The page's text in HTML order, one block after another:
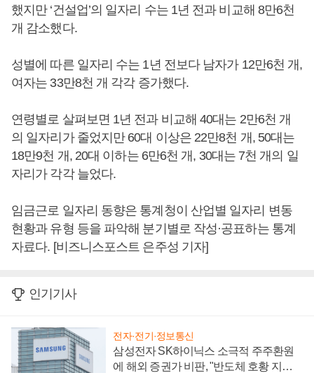
했지만 ‘건설업’의 일자리 수는 1년 전과 비교해 8만6천
개 감소했다.
성별에 따른 일자리 수는 1년 전보다 남자가 12만6천 개,
여자는 33만8천 개 각각 증가했다.
연령별로 살펴보면 1년 전과 비교해 40대는 2만6천 개
의 일자리가 줄었지만 60대 이상은 22만8천 개, 50대는
18만9천 개, 20대 이하는 6만6천 개, 30대는 7천 개의 일
자리가 각각 늘었다.
임금근로 일자리 동향은 통계청이 산업별 일자리 변동
현황과 유형 등을 파악해 분기별로 작성·공표하는 통계
자료다. [비즈니스포스트 은주성 기자]
인기기사
전자·전기·정보통신
삼성전자 SK하이닉스 소극적 주주환원
에 해외 증권가 비판, "반도체 호황 지속